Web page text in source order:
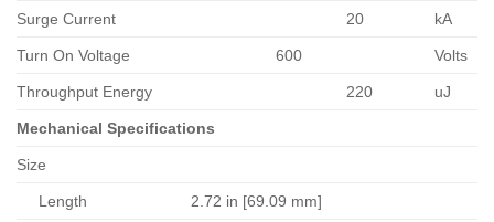
Surge Current 20 kA
Turn On Voltage 600 Volts
Throughput Energy 220 uJ
Mechanical Specifications
Size
Length 2.72 in [69.09 mm]